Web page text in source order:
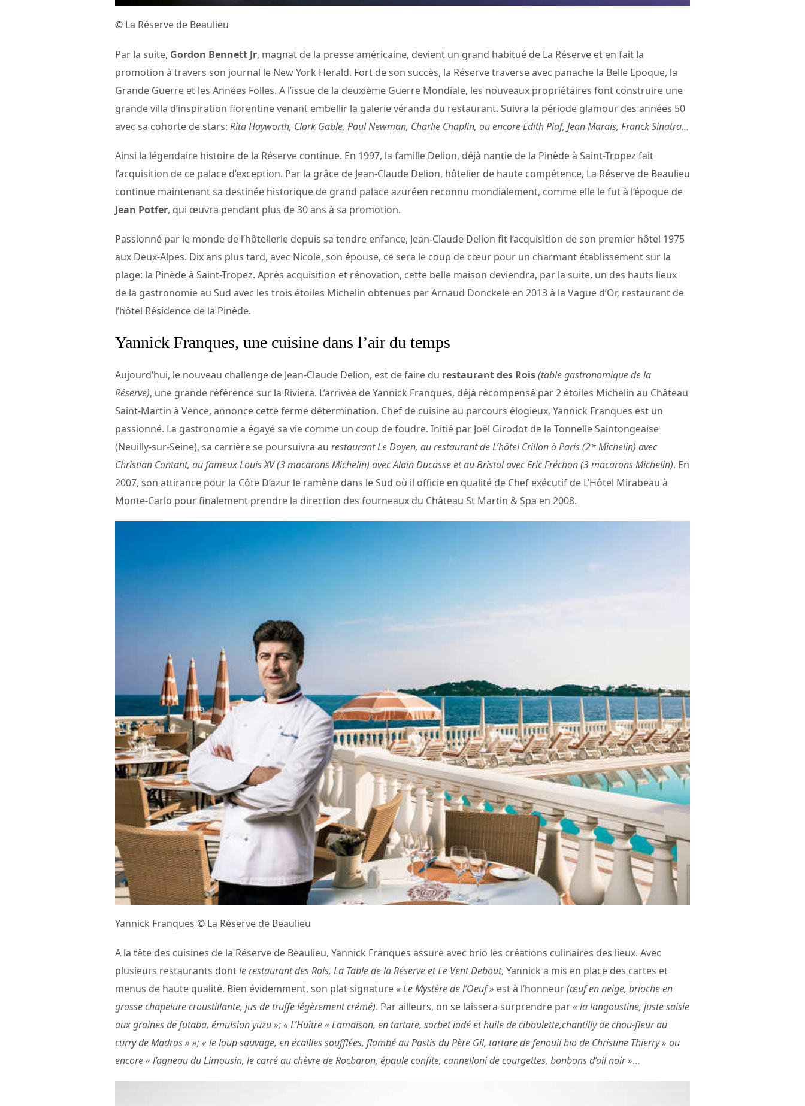
© La Réserve de Beaulieu
Par la suite, Gordon Bennett Jr, magnat de la presse américaine, devient un grand habitué de La Réserve et en fait la
promotion à travers son journal le New York Herald. Fort de son succès, la Réserve traverse avec panache la Belle Epoque, la
Grande Guerre et les Années Folles. A l’issue de la deuxième Guerre Mondiale, les nouveaux propriétaires font construire une
grande villa d’inspiration florentine venant embellir la galerie véranda du restaurant. Suivra la période glamour des années 50
avec sa cohorte de stars: Rita Hayworth, Clark Gable, Paul Newman, Charlie Chaplin, ou encore Edith Piaf, Jean Marais, Franck Sinatra…
Ainsi la légendaire histoire de la Réserve continue. En 1997, la famille Delion, déjà nantie de la Pinède à Saint-Tropez fait
l’acquisition de ce palace d’exception. Par la grâce de Jean-Claude Delion, hôtelier de haute compétence, La Réserve de Beaulieu
continue maintenant sa destinée historique de grand palace azuréen reconnu mondialement, comme elle le fut à l’époque de
Jean Potfer, qui œuvra pendant plus de 30 ans à sa promotion.
Passionné par le monde de l’hôtellerie depuis sa tendre enfance, Jean-Claude Delion fit l’acquisition de son premier hôtel 1975
aux Deux-Alpes. Dix ans plus tard, avec Nicole, son épouse, ce sera le coup de cœur pour un charmant établissement sur la
plage: la Pinède à Saint-Tropez. Après acquisition et rénovation, cette belle maison deviendra, par la suite, un des hauts lieux
de la gastronomie au Sud avec les trois étoiles Michelin obtenues par Arnaud Donckele en 2013 à la Vague d’Or, restaurant de
l’hôtel Résidence de la Pinède.
Yannick Franques, une cuisine dans l’air du temps
Aujourd’hui, le nouveau challenge de Jean-Claude Delion, est de faire du restaurant des Rois(table gastronomique de la
Réserve), une grande référence sur la Riviera. L’arrivée de Yannick Franques, déjà récompensé par 2 étoiles Michelin au Château
Saint-Martin à Vence, annonce cette ferme détermination. Chef de cuisine au parcours élogieux, Yannick Franques est un
passionné. La gastronomie a égayé sa vie comme un coup de foudre. Initié par Joël Girodot de la Tonnelle Saintongeaise
(Neuilly-sur-Seine), sa carrière se poursuivra au restaurant Le Doyen, au restaurant de L’hôtel Crillon à Paris (2* Michelin) avec
Christian Contant, au fameux Louis XV (3 macarons Michelin) avec Alain Ducasse et au Bristol avec Eric Fréchon (3 macarons Michelin). En
2007, son attirance pour la Côte D’azur le ramène dans le Sud où il officie en qualité de Chef exécutif de L’Hôtel Mirabeau à
Monte-Carlo pour finalement prendre la direction des fourneaux du Château St Martin & Spa en 2008.
Yannick Franques © La Réserve de Beaulieu
A la tête des cuisines de la Réserve de Beaulieu, Yannick Franques assure avec brio les créations culinaires des lieux. Avec
plusieurs restaurants dontle restaurant des Rois, La Table de la Réserve et Le Vent Debout, Yannick a mis en place des cartes et
menus de haute qualité. Bien évidemment, son plat signature« Le Mystère de l’Oeuf » est à l’honneur(œuf en neige, brioche en
grosse chapelure croustillante, jus de truffe légèrement crémé). Par ailleurs, on se laissera surprendre par« la langoustine, juste saisie
aux graines de futaba, émulsion yuzu »; « L’Huître « Lamaison, en tartare, sorbet iodé et huile de ciboulette,chantilly de chou-fleur au
curry de Madras » »; « le loup sauvage, en écailles soufflées, flambé au Pastis du Père Gil, tartare de fenouil bio de Christine Thierry » ou
encore « l’agneau du Limousin, le carré au chèvre de Rocbaron, épaule confite, cannelloni de courgettes, bonbons d’ail noir »…